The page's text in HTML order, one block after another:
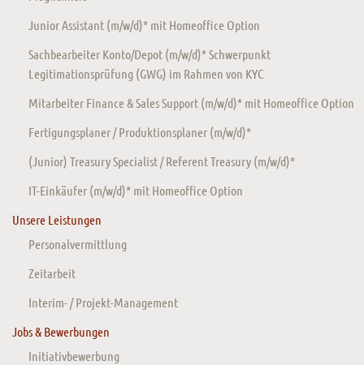
Junior Assistant (m/w/d)* mit Homeoffice Option
Sachbearbeiter Konto/Depot (m/w/d)* Schwerpunkt
Legitimationsprüfung (GWG) im Rahmen von KYC
Mitarbeiter Finance & Sales Support (m/w/d)* mit Homeoffice Option
Fertigungsplaner / Produktionsplaner (m/w/d)*
(Junior) Treasury Specialist / Referent Treasury (m/w/d)*
IT-Einkäufer (m/w/d)* mit Homeoffice Option
Unsere Leistungen
Personalvermittlung
Zeitarbeit
Interim- / Projekt-Management
Jobs & Bewerbungen
Initiativbewerbung